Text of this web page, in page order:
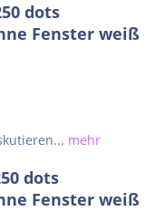
dots
Fenster weiß
mehr
dots
Fenster weiß